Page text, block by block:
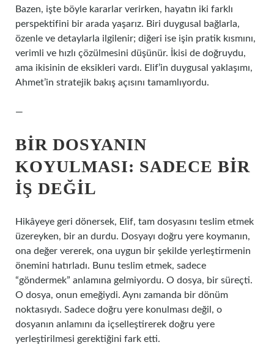
Bazen, işte böyle kararlar verirken, hayatın iki farklı
perspektifini bir arada yaşarız. Biri duygusal bağlarla,
özenle ve detaylarla ilgilenir; diğeri ise işin pratik kısmını,
verimli ve hızlı çözülmesini düşünür. İkisi de doğruydu,
ama ikisinin de eksikleri vardı. Elif’in duygusal yaklaşımı,
Ahmet’in stratejik bakış açısını tamamlıyordu.
—
BIR DOSYANIN
KOYULMASI: SADECE BIR
İŞ DEĞIL
Hikâyeye geri dönersek, Elif, tam dosyasını teslim etmek
üzereyken, bir an durdu. Dosyayı doğru yere koymanın,
ona değer vererek, ona uygun bir şekilde yerleştirmenin
önemini hatırladı. Bunu teslim etmek, sadece
“göndermek” anlamına gelmiyordu. O dosya, bir süreçti.
O dosya, onun emeğiydi. Aynı zamanda bir dönüm
noktasıydı. Sadece doğru yere konulması değil, o
dosyanın anlamını da içselleştirerek doğru yere
yerleştirilmesi gerektiğini fark etti.